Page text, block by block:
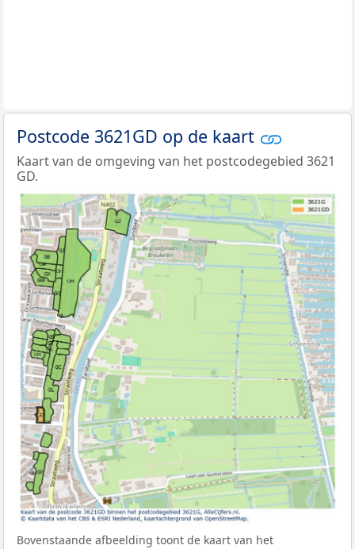
Postcode 3621GD op de kaart
Kaart van de omgeving van het postcodegebied 3621
GD.
Bovenstaande afbeelding toont de kaart van het